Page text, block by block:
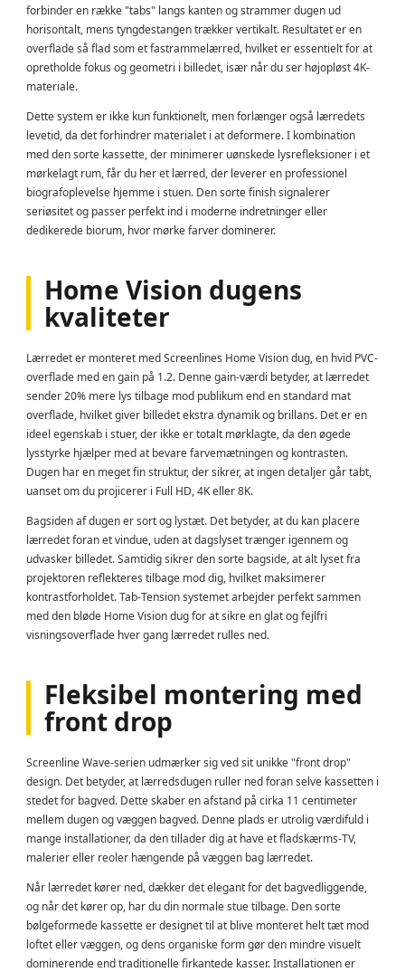
forbinder en række "tabs" langs kanten og strammer dugen ud
horisontalt, mens tyngdestangen trækker vertikalt. Resultatet er en
overflade så flad som et fastrammelærred, hvilket er essentielt for at
opretholde fokus og geometri i billedet, især når du ser højopløst 4K-
materiale.
Dette system er ikke kun funktionelt, men forlænger også lærredets
levetid, da det forhindrer materialet i at deformere. I kombination
med den sorte kassette, der minimerer uønskede lysrefleksioner i et
mørkelagt rum, får du her et lærred, der leverer en professionel
biografoplevelse hjemme i stuen. Den sorte finish signalerer
seriøsitet og passer perfekt ind i moderne indretninger eller
dedikerede biorum, hvor mørke farver dominerer.
Home Vision dugens
kvaliteter
Lærredet er monteret med Screenlines Home Vision dug, en hvid PVC-
overflade med en gain på 1.2. Denne gain-værdi betyder, at lærredet
sender 20% mere lys tilbage mod publikum end en standard mat
overflade, hvilket giver billedet ekstra dynamik og brillans. Det er en
ideel egenskab i stuer, der ikke er totalt mørklagte, da den øgede
lysstyrke hjælper med at bevare farvemætningen og kontrasten.
Dugen har en meget fin struktur, der sikrer, at ingen detaljer går tabt,
uanset om du projicerer i Full HD, 4K eller 8K.
Bagsiden af dugen er sort og lystæt. Det betyder, at du kan placere
lærredet foran et vindue, uden at dagslyset trænger igennem og
udvasker billedet. Samtidig sikrer den sorte bagside, at alt lyset fra
projektoren reflekteres tilbage mod dig, hvilket maksimerer
kontrastforholdet. Tab-Tension systemet arbejder perfekt sammen
med den bløde Home Vision dug for at sikre en glat og fejlfri
visningsoverflade hver gang lærredet rulles ned.
Fleksibel montering med
front drop
Screenline Wave-serien udmærker sig ved sit unikke "front drop"
design. Det betyder, at lærredsdugen ruller ned foran selve kassetten i
stedet for bagved. Dette skaber en afstand på cirka 11 centimeter
mellem dugen og væggen bagved. Denne plads er utrolig værdifuld i
mange installationer, da den tillader dig at have et fladskærms-TV,
malerier eller reoler hængende på væggen bag lærredet.
Når lærredet kører ned, dækker det elegant for det bagvedliggende,
og når det kører op, har du din normale stue tilbage. Den sorte
bølgeformede kassette er designet til at blive monteret helt tæt mod
loftet eller væggen, og dens organiske form gør den mindre visuelt
dominerende end traditionelle firkantede kasser. Installationen er